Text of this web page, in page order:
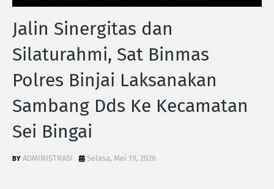
Jalin Sinergitas dan
Silaturahmi, Sat Binmas
Polres Binjai Laksanakan
Sambang Dds Ke Kecamatan
Sei Bingai
ADMINISTRASI Selasa, Mei 19, 2026